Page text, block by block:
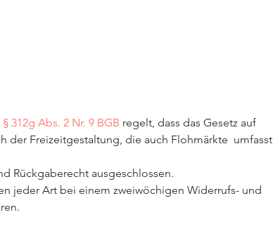
§ 312g Abs. 2 Nr. 9 BGB regelt, dass das Gesetz auf
Freizeitgestaltung, die auch Flohmärkte  umfasst,
Rückgaberecht ausgeschlossen.
jeder Art bei einem zweiwöchigen Widerrufs- und